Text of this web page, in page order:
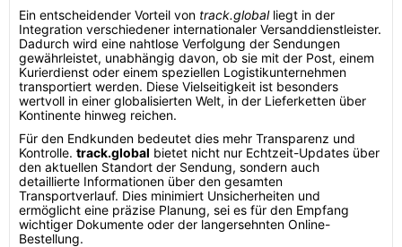
Ein entscheidender Vorteil von track.globalliegt in der
Integration verschiedener internationaler Versanddienstleister.
Dadurch wird eine nahtlose Verfolgung der Sendungen
gewährleistet, unabhängig davon, ob sie mit der Post, einem
Kurierdienst oder einem speziellen Logistikunternehmen
transportiert werden. Diese Vielseitigkeit ist besonders
wertvoll in einer globalisierten Welt, in der Lieferketten über
Kontinente hinweg reichen.
Für den Endkunden bedeutet dies mehr Transparenz und
Kontrolle. track.global bietet nicht nur Echtzeit-Updates über
den aktuellen Standort der Sendung, sondern auch
detaillierte Informationen über den gesamten
Transportverlauf. Dies minimiert Unsicherheiten und
ermöglicht eine präzise Planung, sei es für den Empfang
wichtiger Dokumente oder der langersehnten Online-
Bestellung.